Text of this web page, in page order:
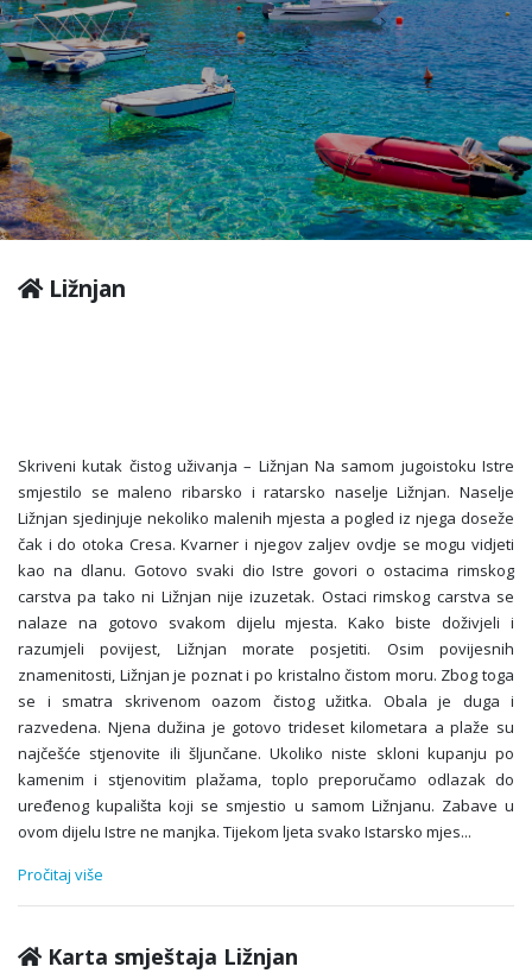
Ližnjan
Skriveni kutak čistog uživanja – Ližnjan Na samom jugoistoku Istre
smjestilo se maleno ribarsko i ratarsko naselje Ližnjan. Naselje
Ližnjan sjedinjuje nekoliko malenih mjesta a pogled iz njega doseže
čak i do otoka Cresa. Kvarner i njegov zaljev ovdje se mogu vidjeti
kao na dlanu. Gotovo svaki dio Istre govori o ostacima rimskog
carstva pa tako ni Ližnjan nije izuzetak. Ostaci rimskog carstva se
nalaze na gotovo svakom dijelu mjesta. Kako biste doživjeli i
razumjeli povijest, Ližnjan morate posjetiti. Osim povijesnih
znamenitosti, Ližnjan je poznat i po kristalno čistom moru. Zbog toga
se i smatra skrivenom oazom čistog užitka. Obala je duga i
razvedena. Njena dužina je gotovo trideset kilometara a plaže su
najčešće stjenovite ili šljunčane. Ukoliko niste skloni kupanju po
kamenim i stjenovitim plažama, toplo preporučamo odlazak do
uređenog kupališta koji se smjestio u samom Ližnjanu. Zabave u
ovom dijelu Istre ne manjka. Tijekom ljeta svako Istarsko mjes...
Pročitaj više
Karta smještaja Ližnjan